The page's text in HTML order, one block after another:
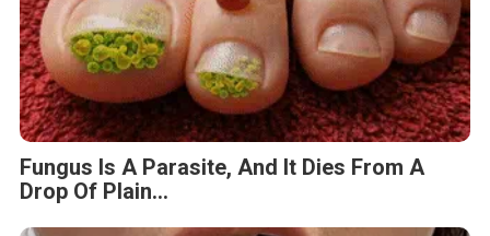
Fungus Is A Parasite, And It Dies From A
Drop Of Plain...